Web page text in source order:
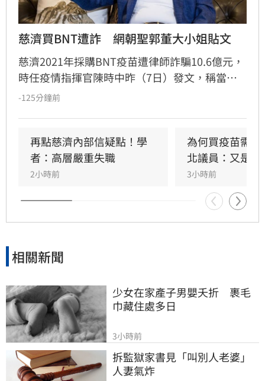
慈濟買BNT遭詐　網朝聖郭董大小姐貼文
慈濟2021年採購BNT疫苗遭律師詐騙10.6億元，
時任疫情指揮官陳時中昨（7日）發文，稱當年
早就苦口婆心要提防掮客，卻遭在野攻擊抹黑；
為，慈濟固然被當盤子詐騙，但和疫情爆發後疫
苗確實不足，根本是兩碼事，批評綠營偷換概念
洗記憶的手法太過粗糙。更有大批網友回顧郭台
銘2023年「大小姐說不要買」的貼文，認為內容
較符合當初疫苗採購受政治因素卡關或延遲的時
間線 。
-125分鐘前
再點慈濟內部信疑點！學
者：高層嚴重失職
2小時前
為何買疫苗需
北議員：又是中
3小時前
相關新聞
少女在家產子男嬰夭折　裹毛
巾藏住處多日
3小時前
拆監獄家書見「叫別人老婆」
人妻氣炸